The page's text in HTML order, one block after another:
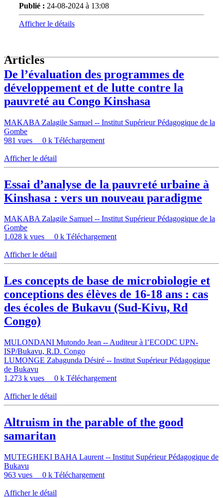
Publié : 24-08-2024 à 13:08
Afficher le détails
Articles
De l’évaluation des programmes de
développement et de lutte contre la
pauvreté au Congo Kinshasa
MAKABA Zalagile Samuel -- Institut Supérieur Pédagogique de la
Gombe
981 vues 0 k Téléchargement
Afficher le détail
Essai d’analyse de la pauvreté urbaine à
Kinshasa : vers un nouveau paradigme
MAKABA Zalagile Samuel -- Institut Supérieur Pédagogique de la
Gombe
1.028 k vues 0 k Téléchargement
Afficher le détail
Les concepts de base de microbiologie et
conceptions des élèves de 16-18 ans : cas
des écoles de Bukavu (Sud-Kivu, Rd
Congo)
MULONDANI Mutondo Jean -- Auditeur à l’ECODC UPN-
ISP/Bukavu, R.D. Congo
LUMONGE Zabagunda Désiré -- Institut Supérieur Pédagogique
de Bukavu
1.273 k vues 0 k Téléchargement
Afficher le détail
Altruism in the parable of the good
samaritan
MUTEGHEKI BAHA Laurent -- Institut Supérieur Pédagogique de
Bukavu
963 vues 0 k Téléchargement
Afficher le détail